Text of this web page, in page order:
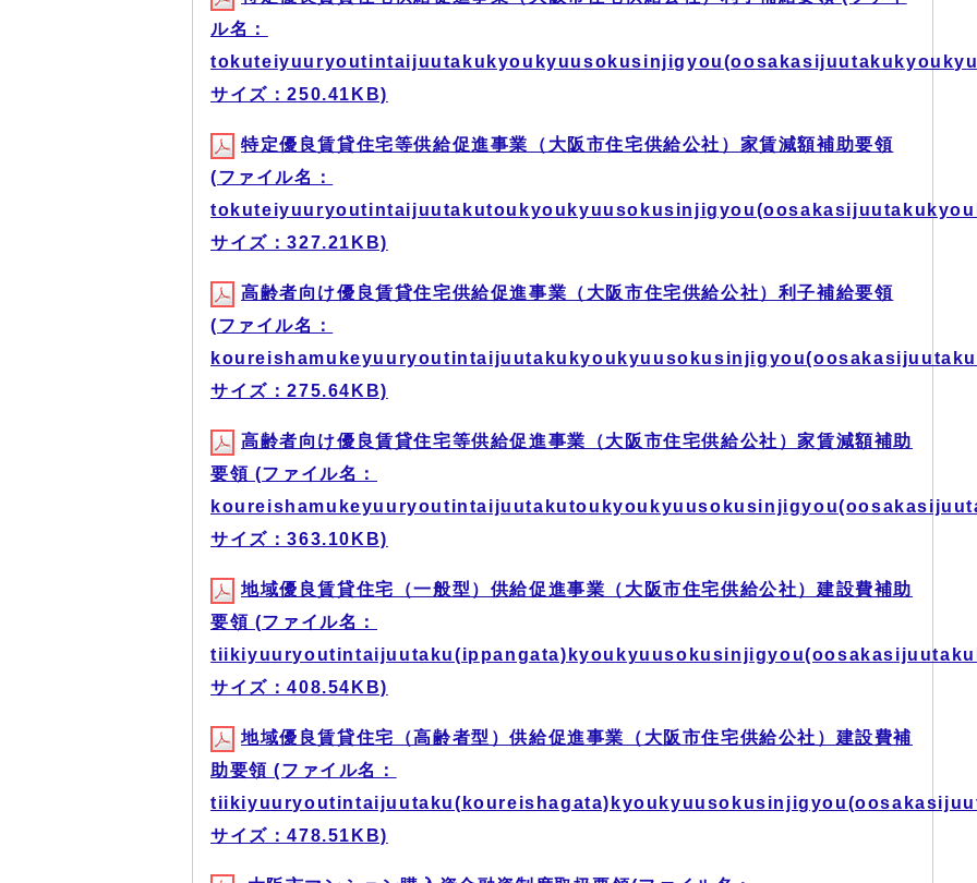
ル名：
サイズ：250.41KB)
特定優良賃貸住宅等供給促進事業（大阪市住宅供給公社）家賃減額補助要領
(ファイル名：
サイズ：327.21KB)
高齢者向け優良賃貸住宅供給促進事業（大阪市住宅供給公社）利子補給要領
(ファイル名：
サイズ：275.64KB)
高齢者向け優良賃貸住宅等供給促進事業（大阪市住宅供給公社）家賃減額補助
要領 (ファイル名：
サイズ：363.10KB)
地域優良賃貸住宅（一般型）供給促進事業（大阪市住宅供給公社）建設費補助
要領 (ファイル名：
サイズ：408.54KB)
地域優良賃貸住宅（高齢者型）供給促進事業（大阪市住宅供給公社）建設費補
助要領 (ファイル名：
サイズ：478.51KB)